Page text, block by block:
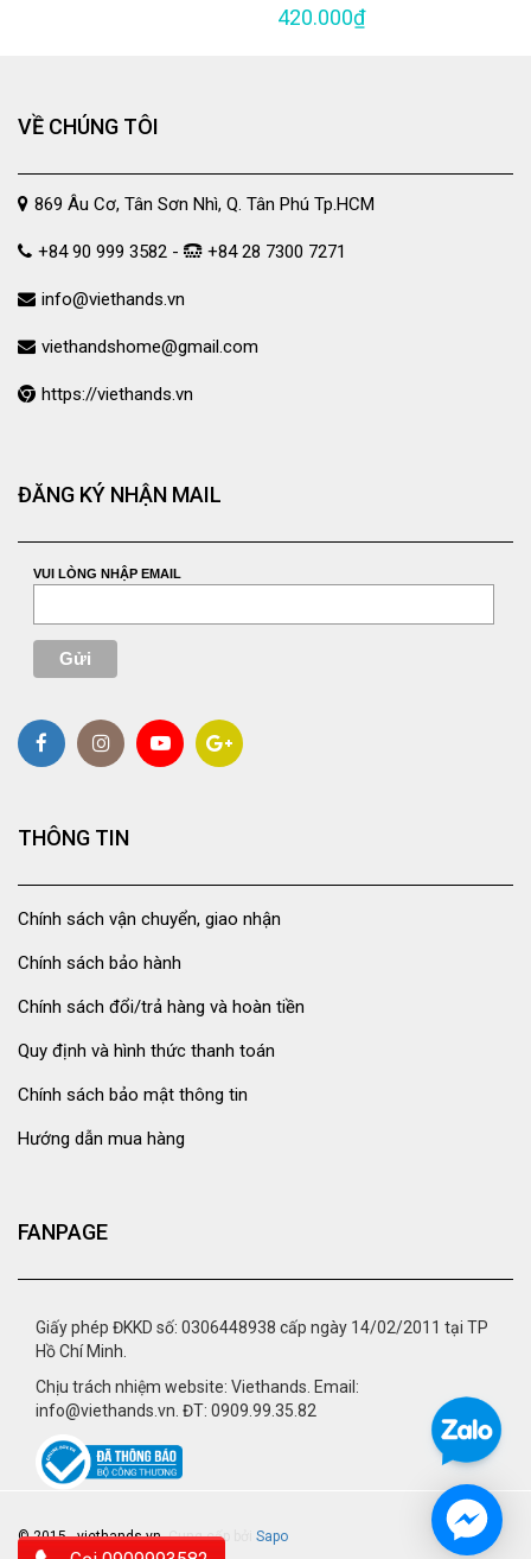
420.000₫
VỀ CHÚNG TÔI
869 Âu Cơ, Tân Sơn Nhì, Q. Tân Phú Tp.HCM
+84 90 999 3582 - +84 28 7300 7271
info@viethands.vn
viethandshome@gmail.com
https://viethands.vn
ĐĂNG KÝ NHẬN MAIL
VUI LÒNG NHẬP EMAIL
THÔNG TIN
Chính sách vận chuyển, giao nhận
Chính sách bảo hành
Chính sách đổi/trả hàng và hoàn tiền
Quy định và hình thức thanh toán
Chính sách bảo mật thông tin
Hướng dẫn mua hàng
FANPAGE
Giấy phép ĐKKD số: 0306448938 cấp ngày 14/02/2011 tại TP
Hồ Chí Minh.
Chịu trách nhiệm website: Viethands. Email:
info@viethands.vn. ĐT: 0909.99.35.82
© 2015 - viethands.vn.Cung cấp bởi Sapo